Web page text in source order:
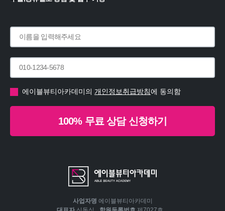
에이블뷰티아카데미의 개인정보취급방침에 동의함
100% 무료 상담 신청하기
사업자명 에이블뷰티아카데미